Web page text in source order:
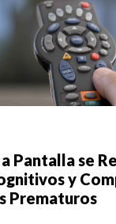
Pantalla se
y
Prematuros